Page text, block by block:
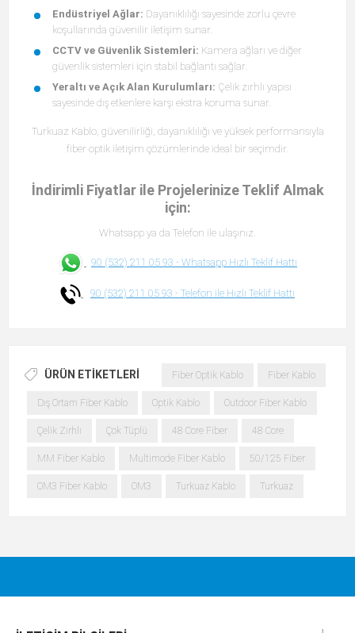
Endüstriyel Ağlar: Dayanıklılığı sayesinde zorlu çevre
koşullarında güvenilir iletişim sunar.
CCTV ve Güvenlik Sistemleri: Kamera ağları ve diğer
güvenlik sistemleri için stabil bağlantı sağlar.
Yeraltı ve Açık Alan Kurulumları: Çelik zırhlı yapısı
sayesinde dış etkenlere karşı ekstra koruma sunar.
Turkuaz Kablo, güvenilirliği, dayanıklılığı ve yüksek performansıyla
fiber optik iletişim çözümlerinde ideal bir seçimdir.
İndirimli Fiyatlar ile Projelerinize Teklif Almak
için:
Whatsapp ya da Telefon ile ulaşınız.
90 (532) 211 05 93 - Whatsapp Hızlı Teklif Hattı
90 (532) 211 05 93 - Telefon ile Hızlı Teklif Hattı
ÜRÜN ETIKETLERI Fiber Optik Kablo Fiber Kablo
Dış Ortam Fiber Kablo Optik Kablo Outdoor Fiber Kablo
Çelik Zırhlı Çok Tüplü 48 Core Fiber 48 Core
MM Fiber Kablo Multimode Fiber Kablo 50/125 Fiber
OM3 Fiber Kablo OM3 Turkuaz Kablo Turkuaz